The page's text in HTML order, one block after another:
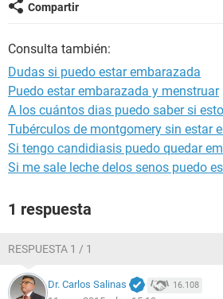
Compartir
Consulta también:
Dudas si puedo estar embarazada
Puedo estar embarazada y menstruar
A los cuántos dias puedo saber si
Tubérculos de montgomery sin estar
Si tengo candidiasis puedo quedar
Si me sale leche delos senos puedo
1 respuesta
RESPUESTA 1 / 1
Dr. Carlos Salinas 16.108